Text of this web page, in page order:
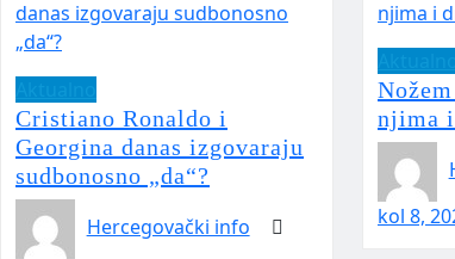
Cristiano Ronaldo i
Georgina danas izgovaraju
sudbonosno „da“?
Hercegovački info
njima
kol 8,